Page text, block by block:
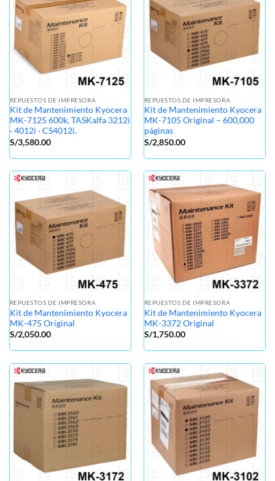
REPUESTOS DE IMPRESORA
Kit de Mantenimiento Kyocera
MK-7125 600k, TASKalfa 3212i
· 4012i · CS4012i.
S/3,580.00
REPUESTOS DE IMPRESORA
Kit de Mantenimiento Kyocera
MK-7105 Original – 600,000
páginas
S/2,850.00
REPUESTOS DE IMPRESORA
Kit de Mantenimiento Kyocera
MK-475 Original
S/2,050.00
REPUESTOS DE IMPRESORA
Kit de Mantenimiento Kyocera
MK-3372 Original
S/1,750.00